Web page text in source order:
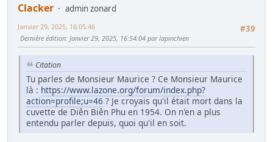
Clacker
admin zonard
#39
Janvier 29, 2025, 16:05:46
Dernière édition: Janvier 29, 2025, 16:54:04 par lapinchien
Citation
Tu parles de Monsieur Maurice ? Ce Monsieur Maurice
là : https://www.lazone.org/forum/index.php?
action=profile;u=46 ? Je croyais qu'il était mort dans la
cuvette de Diên Biên Phu en 1954. On n'en a plus
entendu parler depuis, quoi qu'il en soit.